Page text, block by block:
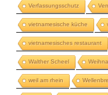
Verfassungsschutz
vietnamesische küche
vietnamesisches restaurant
Walther Scheel
weil am rhein